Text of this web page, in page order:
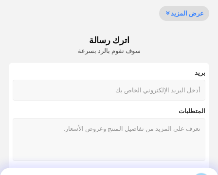
مسحوق الكولاجين بالماء
غير مضغوط النوع الثاني الكولاجين
النوع الثاني الدجاج الكولاجين
مسحوق كولاجين السمك
حبيبات كولاجين السمك
عرض المزيد
اترك رسالة
سوف نقوم بالرد بسرعة
بريد
المتطلبات